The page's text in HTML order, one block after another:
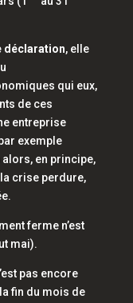
déclaration, elle
qui eux,
de ces
entreprise
exemple
en principe,
crise perdure,
ferme n’est
mai).
pas encore
fin du mois de